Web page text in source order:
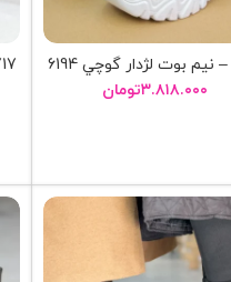
۳.۸۱۸.۰۰۰تومان
717 – نيمبوت